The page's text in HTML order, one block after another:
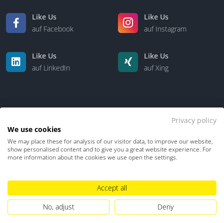
Like Us
auf Facebook
Like Us
auf Instagram
Like Us
auf LinkedIn
Like Us
auf Xing
Kontakt Über uns
Impressum
Hinweisgebersystem
Umgang mit KI
Privacy policy
We use cookies
We may place these for analysis of our visitor data, to improve our website,
show personalised content and to give you a great website experience. For
more information about the cookies we use open the settings.
Accept all
No, adjust
Deny